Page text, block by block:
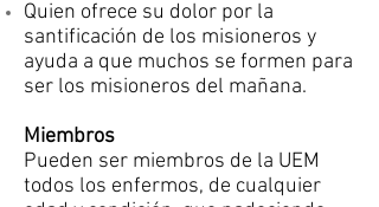
Quien ofrece su dolor por la
santificación de los misioneros y
ayuda a que muchos se formen para
ser los misioneros del mañana.
Miembros
Pueden ser miembros de la UEM
todos los enfermos, de cualquier